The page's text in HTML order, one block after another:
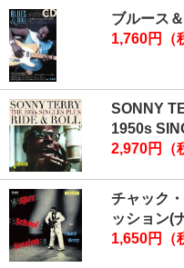
ブルース
1,760円（
SONNY
1950s
2,970円（
チャック
ッション(
1,650円（